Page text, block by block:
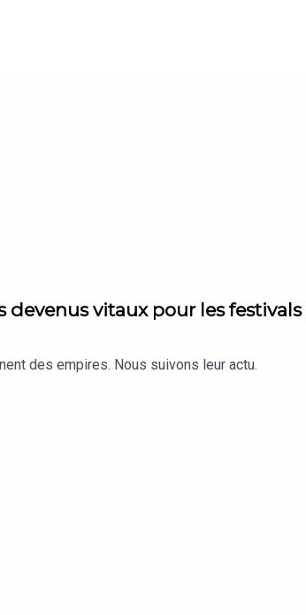
devenus vitaux pour les festivals
des empires. Nous suivons leur actu.